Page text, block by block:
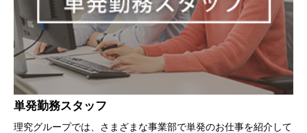
単発勤務スタッフ
理究グループでは、さまざまな事業部で単発のお仕事を紹介して